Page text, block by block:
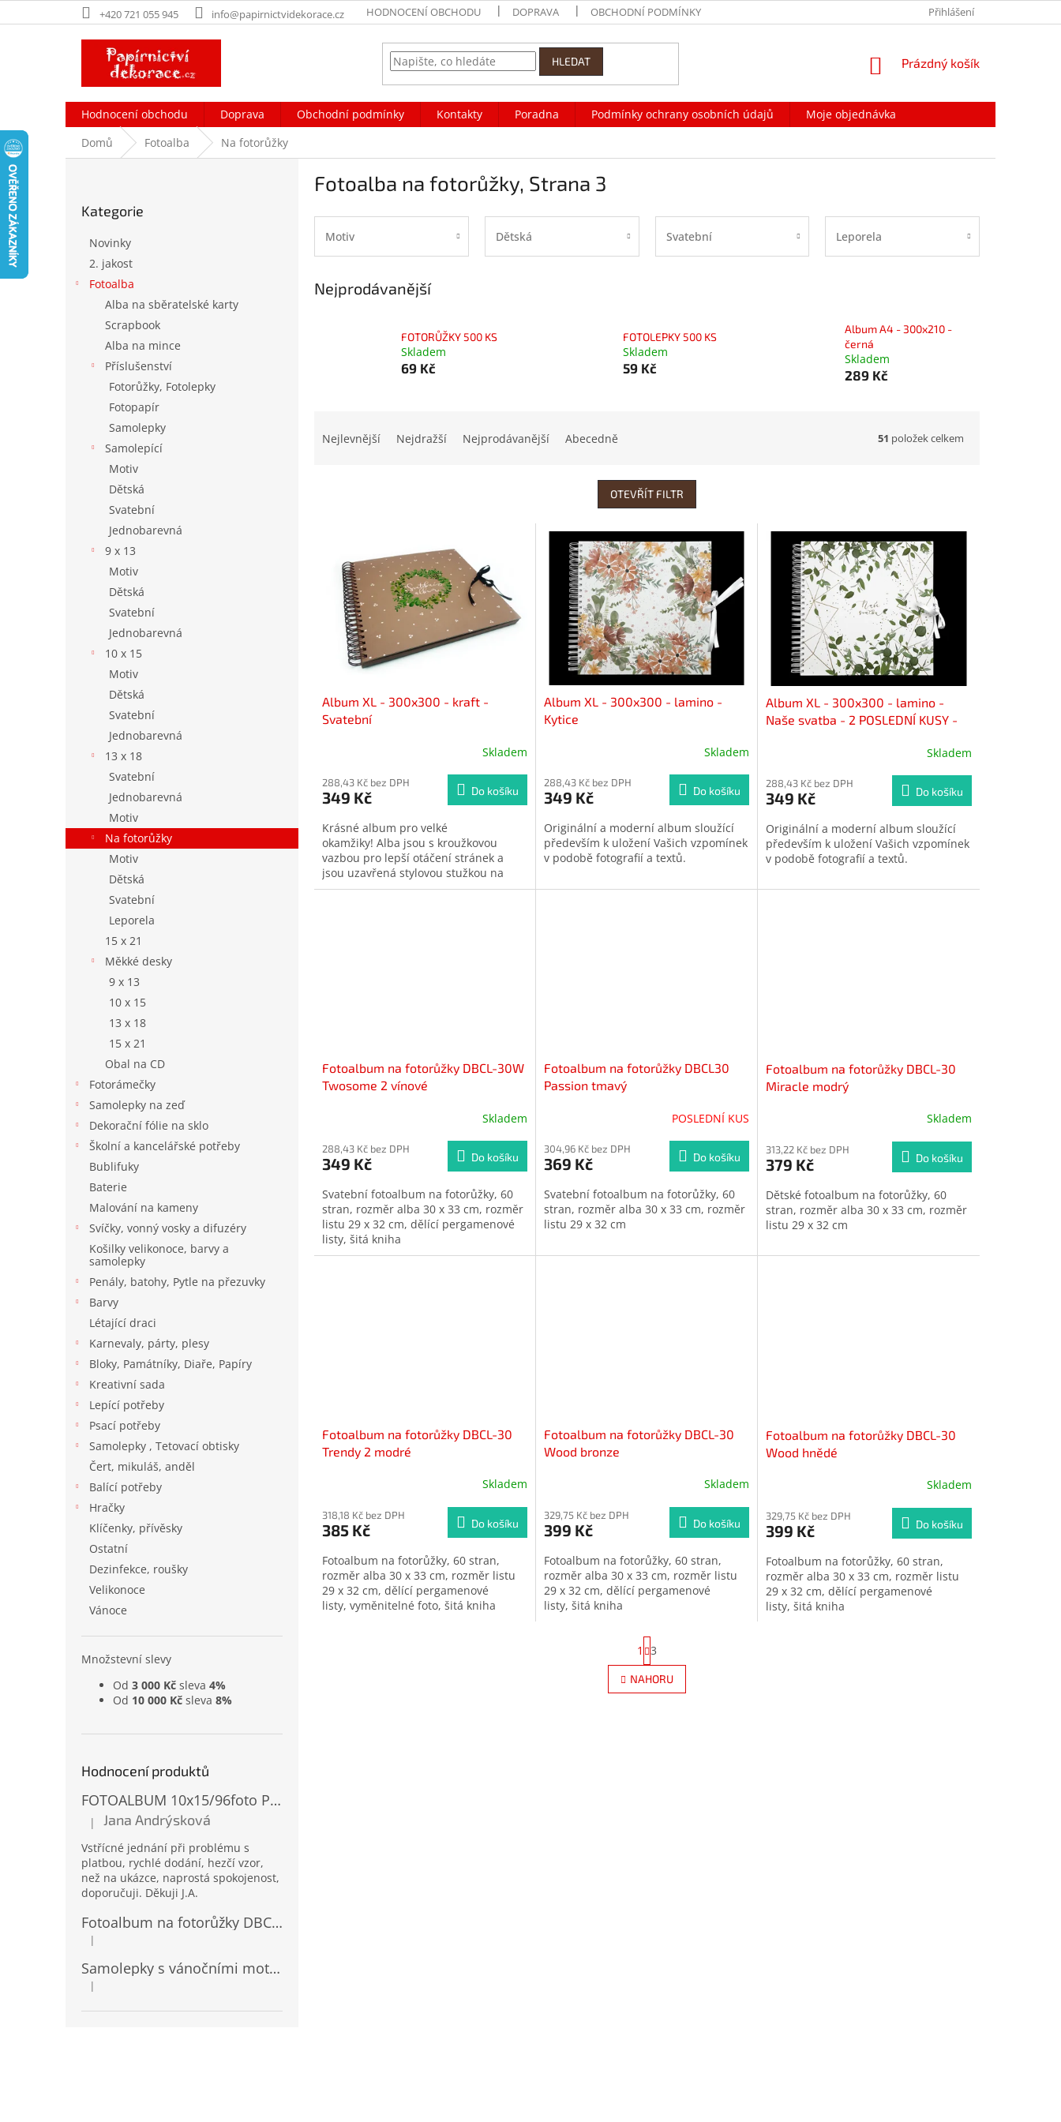
na
+420 721 055 945 info@papirnictvidekorace.cz HODNOCENÍ OBCHODU DOPRAVA OBCHODNÍ PODMÍNKY NAPIŠTE NÁM
Přihlášení
HLEDAT
NÁKUPNÍ
Prázdný košík
Hodnocení obchodu Doprava Obchodní podmínky Kontakty Poradna Podmínky ochrany osobních údajů
Moje objednávka
Domů
Fotoalba Na fotorůžky
kategorie
Kategorie
Novinky
2. jakost
Fotoalba
Alba na sběratelské karty
Scrapbook
Alba na mince
Příslušenství
Fotorůžky, Fotolepky
Fotopapír
Samolepky
Samolepící
Motiv
Dětská
Svatební
Jednobarevná
9 x 13
Motiv
Dětská
Svatební
Jednobarevná
10 x 15
Motiv
Dětská
Svatební
Jednobarevná
13 x 18
Svatební
Jednobarevná
Motiv
Na fotorůžky
Motiv
Dětská
Svatební
Leporela
15 x 21
Měkké desky
9 x 13
10 x 15
13 x 18
15 x 21
Obal na CD
Fotorámečky
Samolepky na zeď
Dekorační fólie na sklo
Školní a kancelářské potřeby
Bublifuky
Baterie
Malování na kameny
Svíčky, vonný vosky a difuzéry
Košilky velikonoce, barvy a
samolepky
Penály, batohy, Pytle na přezuvky
Barvy
Létající draci
Karnevaly, párty, plesy
Bloky, Památníky, Diaře, Papíry
Kreativní sada
Lepící potřeby
Psací potřeby
Samolepky , Tetovací obtisky
Čert, mikuláš, anděl
Balící potřeby
Hračky
Klíčenky, přívěsky
Ostatní
Dezinfekce, roušky
Velikonoce
Vánoce
Množstevní slevy
Od 3 000 Kč sleva 4%
Od 10 000 Kč sleva 8%
Hodnocení produktů
FOTOALBUM 10x15/96foto PP-4696 MIX
Hodnocení produktu je 5 z 5 hvězdiček.
| Jana Andrýsková
Vstřícné jednání při problému s
platbou, rychlé dodání, hezčí vzor,
než na ukázce, naprostá spokojenost,
doporučuji. Děkuji J.A.
Fotoalbum na fotorůžky DBCL-30 Homage 2
Hodnocení produktu je 5 z 5 hvězdiček.
|
Samolepky s vánočními motivy 8 x 14,5 cm 10724
Hodnocení produktu je 4 z 5 hvězdiček.
|
Fotoalba na fotorůžky, Strana 3
Motiv Dětská Svatební Leporela
Nejprodávanější
FOTORŮŽKY 500 KS
Skladem
69 Kč
FOTOLEPKY 500 KS
Skladem
59 Kč
Album A4 - 300x210 -
černá
Skladem
289 Kč
Nejlevnější Nejdražší Nejprodávanější Abecedně 51 položek celkem
OTEVŘÍT FILTR
Album XL - 300x300 - kraft -
Svatební
Skladem
288,43 Kč bez DPH
349 Kč Do košíku
Krásné album pro velké
okamžiky! Alba jsou s kroužkovou
vazbou pro lepší otáčení stránek a
jsou uzavřená stylovou stužkou na
mašli.
Album XL - 300x300 - lamino -
Kytice
Skladem
288,43 Kč bez DPH
349 Kč Do košíku
Originální a moderní album sloužící
především k uložení Vašich vzpomínek
v podobě fotografií a textů.
Album XL - 300x300 - lamino -
Naše svatba - 2 POSLEDNÍ KUSY -
Skladem
288,43 Kč bez DPH
349 Kč Do košíku
Originální a moderní album sloužící
především k uložení Vašich vzpomínek
v podobě fotografií a textů.
Fotoalbum na fotorůžky DBCL-30W
Twosome 2 vínové
produktu
je
z
5
hvězdiček.
Skladem
288,43 Kč bez DPH
349 Kč Do košíku
Svatební fotoalbum na fotorůžky, 60
stran, rozměr alba 30 x 33 cm, rozměr
listu 29 x 32 cm, dělící pergamenové
listy, šitá kniha
Fotoalbum na fotorůžky DBCL30
Passion tmavý
produktu
je
z
5
hvězdiček.
POSLEDNÍ KUS
304,96 Kč bez DPH
369 Kč Do košíku
Svatební fotoalbum na fotorůžky, 60
stran, rozměr alba 30 x 33 cm, rozměr
listu 29 x 32 cm
Fotoalbum na fotorůžky DBCL-30
Miracle modrý
Skladem
313,22 Kč bez DPH
379 Kč Do košíku
Dětské fotoalbum na fotorůžky, 60
stran, rozměr alba 30 x 33 cm, rozměr
listu 29 x 32 cm
Fotoalbum na fotorůžky DBCL-30
Trendy 2 modré
produktu
je
z
5
hvězdiček.
Skladem
318,18 Kč bez DPH
385 Kč Do košíku
Fotoalbum na fotorůžky, 60 stran,
rozměr alba 30 x 33 cm, rozměr listu
29 x 32 cm, dělící pergamenové
listy, vyměnitelné foto, šitá kniha
Fotoalbum na fotorůžky DBCL-30
Wood bronze
Skladem
329,75 Kč bez DPH
399 Kč Do košíku
Fotoalbum na fotorůžky, 60 stran,
rozměr alba 30 x 33 cm, rozměr listu
29 x 32 cm, dělící pergamenové
listy, šitá kniha
Fotoalbum na fotorůžky DBCL-30
Wood hnědé
Skladem
329,75 Kč bez DPH
399 Kč Do košíku
Fotoalbum na fotorůžky, 60 stran,
rozměr alba 30 x 33 cm, rozměr listu
29 x 32 cm, dělící pergamenové
listy, šitá kniha
O
v
S
t
r
á
n
1 3
NAHORU